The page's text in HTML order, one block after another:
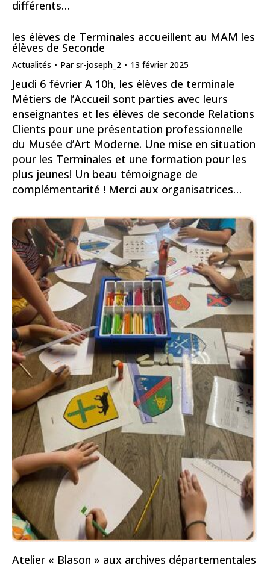
différents…
les élèves de Terminales accueillent au MAM les
élèves de Seconde
Actualités Parsr-joseph_2 13 février 2025
Jeudi 6 février A 10h, les élèves de terminale
Métiers de l’Accueil sont parties avec leurs
enseignantes et les élèves de seconde Relations
Clients pour une présentation professionnelle
du Musée d’Art Moderne. Une mise en situation
pour les Terminales et une formation pour les
plus jeunes! Un beau témoignage de
complémentarité ! Merci aux organisatrices…
Atelier « Blason » aux archives départementales